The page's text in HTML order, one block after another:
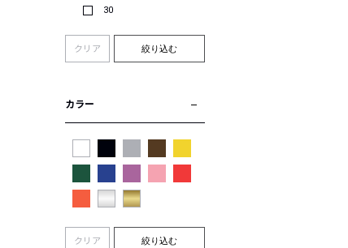
30
クリア 絞り込む
カラー
クリア 絞り込む